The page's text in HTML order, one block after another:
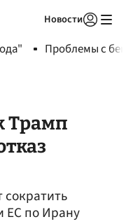
Новости
Проблемы с
Трамп
ЕС по Ирану